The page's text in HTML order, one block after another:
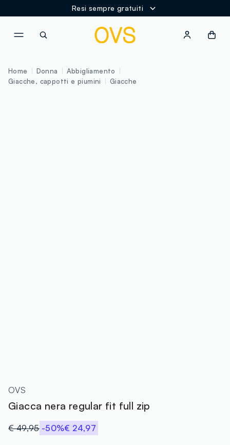
Resi sempre gratuiti
Home Donna
Abbigliamento
Giacche, cappotti e piumini
Giacche
OVS
Giacca nera regular fit full zip
€ 49,95 -50%€ 24,97